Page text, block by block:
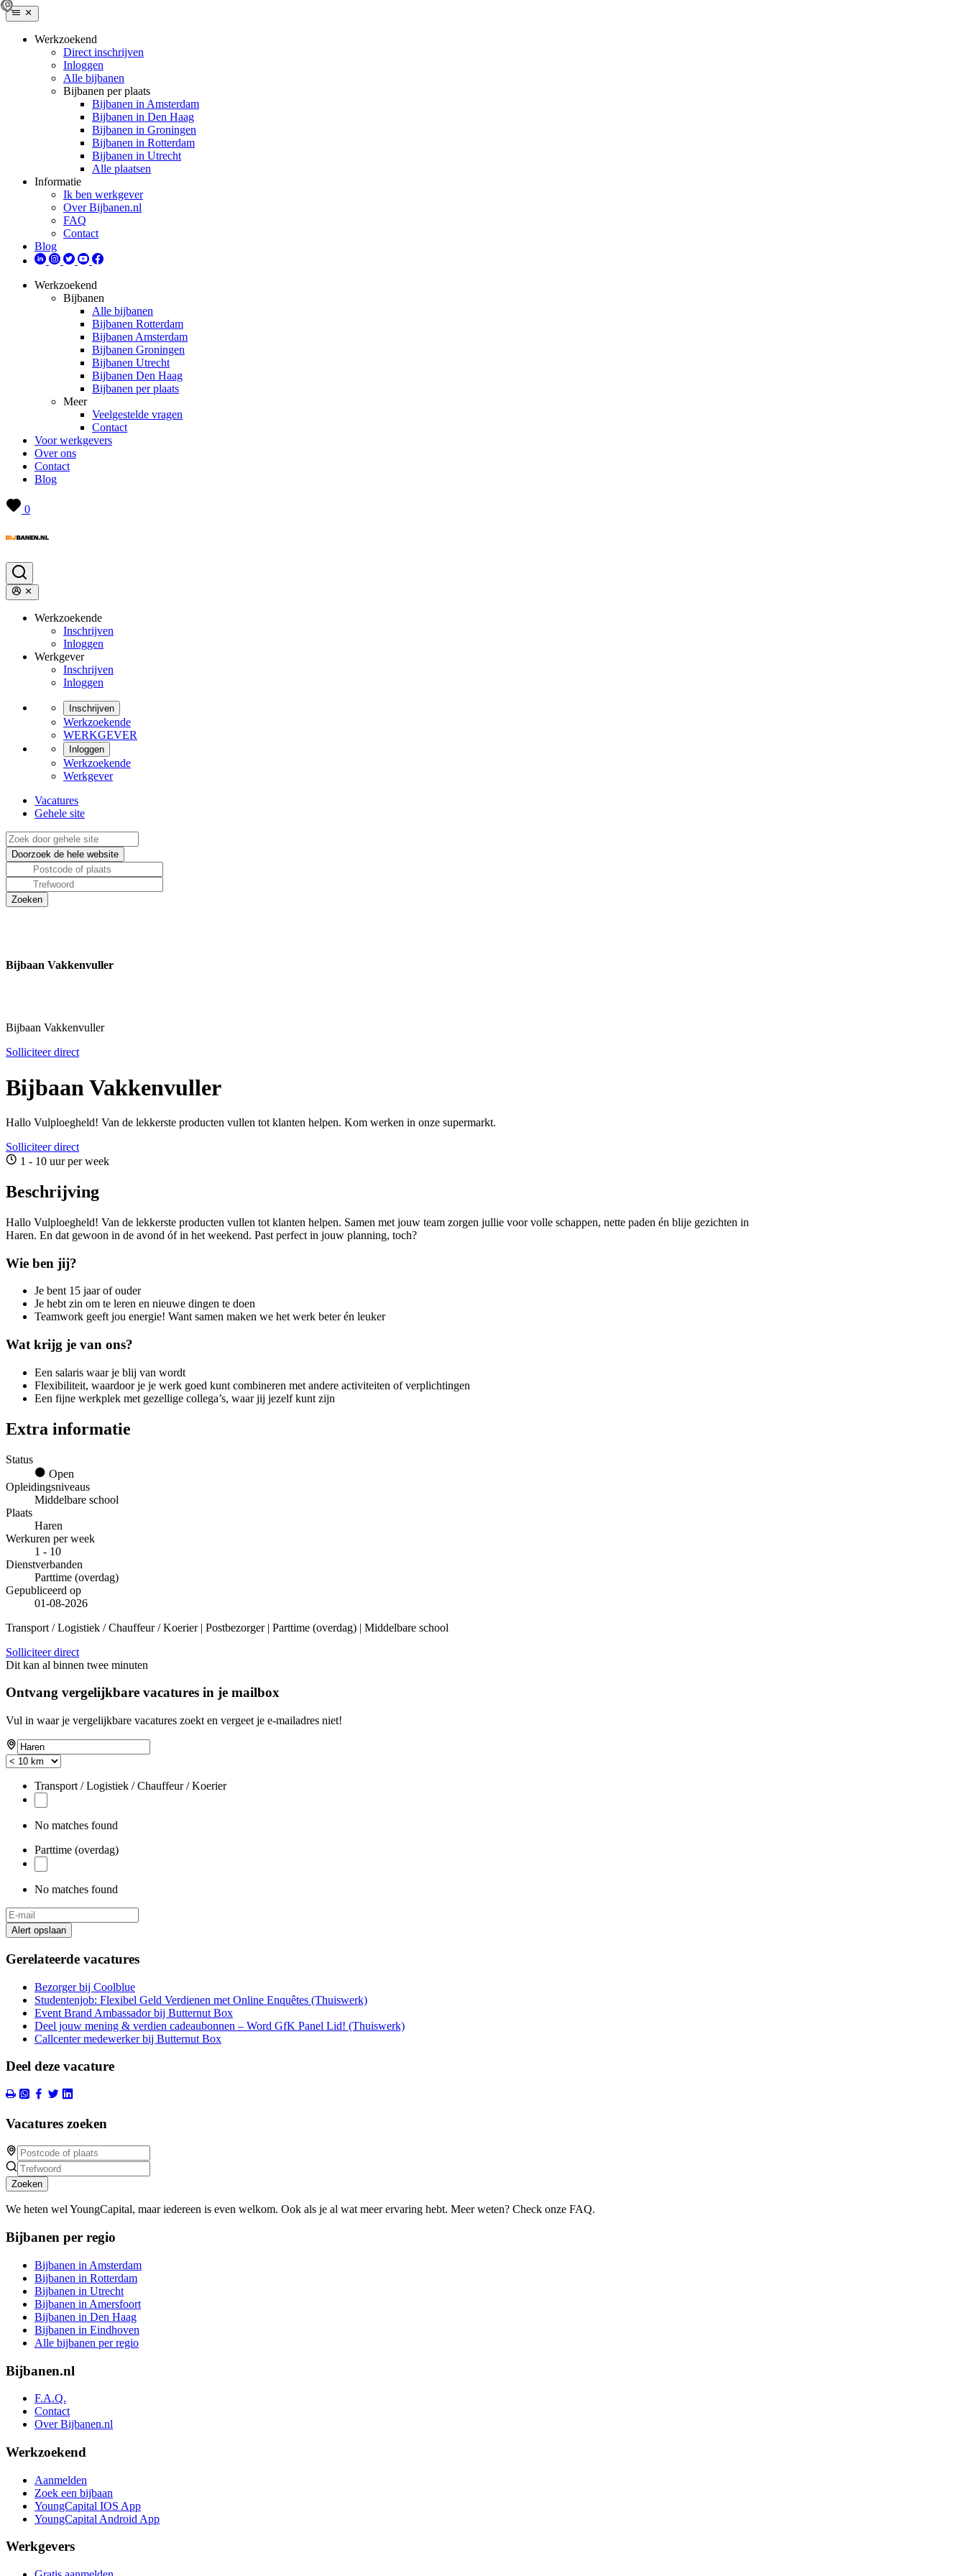
Werkzoekend
Direct inschrijven
Inloggen
Alle bijbanen
Bijbanen per plaats
Bijbanen in Amsterdam
Bijbanen in Den Haag
Bijbanen in Groningen
Bijbanen in Rotterdam
Bijbanen in Utrecht
Alle plaatsen
Informatie
Ik ben werkgever
Over Bijbanen.nl
FAQ
Contact
Blog
Werkzoekend
Bijbanen
Alle bijbanen
Bijbanen Rotterdam
Bijbanen Amsterdam
Bijbanen Groningen
Bijbanen Utrecht
Bijbanen Den Haag
Bijbanen per plaats
Meer
Veelgestelde vragen
Contact
Voor werkgevers
Over ons
Contact
Blog
0
Werkzoekende
Inschrijven
Inloggen
Werkgever
Inschrijven
Inloggen
Inschrijven
Werkzoekende
WERKGEVER
Inloggen
Werkzoekende
Werkgever
Vacatures
Gehele site
Bijbaan Vakkenvuller
Bijbaan Vakkenvuller
Solliciteer direct
Bijbaan Vakkenvuller
Hallo Vulploegheld! Van de lekkerste producten vullen tot klanten helpen. Kom werken in onze supermarkt.
Solliciteer direct
1 - 10 uur per week
Beschrijving
Hallo Vulploegheld! Van de lekkerste producten vullen tot klanten helpen. Samen met jouw team zorgen jullie voor volle schappen, nette paden én blije gezichten in
Haren. En dat gewoon in de avond óf in het weekend. Past perfect in jouw planning, toch?
Wie ben jij?
Je bent 15 jaar of ouder
Je hebt zin om te leren en nieuwe dingen te doen
Teamwork geeft jou energie! Want samen maken we het werk beter én leuker
Wat krijg je van ons?
Een salaris waar je blij van wordt
Flexibiliteit, waardoor je je werk goed kunt combineren met andere activiteiten of verplichtingen
Een fijne werkplek met gezellige collega’s, waar jij jezelf kunt zijn
Extra informatie
Status
Open
Opleidingsniveaus
Middelbare school
Plaats
Haren
Werkuren per week
1 - 10
Dienstverbanden
Parttime (overdag)
Gepubliceerd op
01-08-2026
Transport / Logistiek / Chauffeur / Koerier | Postbezorger | Parttime (overdag) | Middelbare school
Solliciteer direct
Dit kan al binnen twee minuten
Ontvang vergelijkbare vacatures in je mailbox
Vul in waar je vergelijkbare vacatures zoekt en vergeet je e-mailadres niet!
Transport / Logistiek / Chauffeur / Koerier
No matches found
Parttime (overdag)
No matches found
Alert opslaan
Gerelateerde vacatures
Bezorger bij Coolblue
Studentenjob: Flexibel Geld Verdienen met Online Enquêtes (Thuiswerk)
Event Brand Ambassador bij Butternut Box
Deel jouw mening & verdien cadeaubonnen – Word GfK Panel Lid! (Thuiswerk)
Callcenter medewerker bij Butternut Box
Deel deze vacature
Vacatures zoeken
Zoeken
We heten wel YoungCapital, maar iedereen is even welkom. Ook als je al wat meer ervaring hebt. Meer weten? Check onze FAQ.
Bijbanen per regio
Bijbanen in Amsterdam
Bijbanen in Rotterdam
Bijbanen in Utrecht
Bijbanen in Amersfoort
Bijbanen in Den Haag
Bijbanen in Eindhoven
Alle bijbanen per regio
Bijbanen.nl
F.A.Q.
Contact
Over Bijbanen.nl
Werkzoekend
Aanmelden
Zoek een bijbaan
YoungCapital IOS App
YoungCapital Android App
Werkgevers